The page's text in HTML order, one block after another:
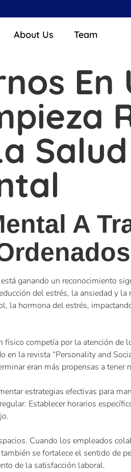
About Us Team
En
A
ganando un reconocimiento
del estrés, la ansiedad y
la hormona del estrés,
competía por la atención de
la revista “Personality and
eran más propensas a
estrategias efectivas para
Establecer horarios
Cuando los empleados
se fortalece el sentido de
de la satisfacción laboral.